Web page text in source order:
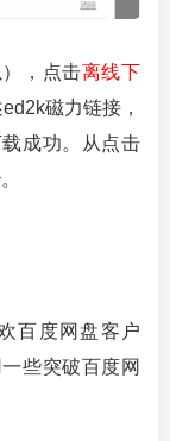
，点击离线下
磁力链接，
成功。从点击
百度网盘客户
些突破百度网